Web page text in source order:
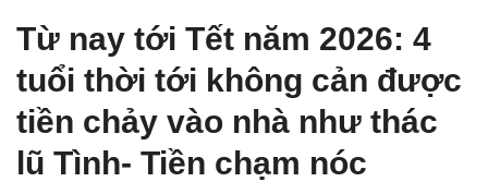
Từ nay tới Tết năm 2026: 4
tuổi thời tới không cản được
tiền chảy vào nhà như thác
lũ Tình- Tiền chạm nóc